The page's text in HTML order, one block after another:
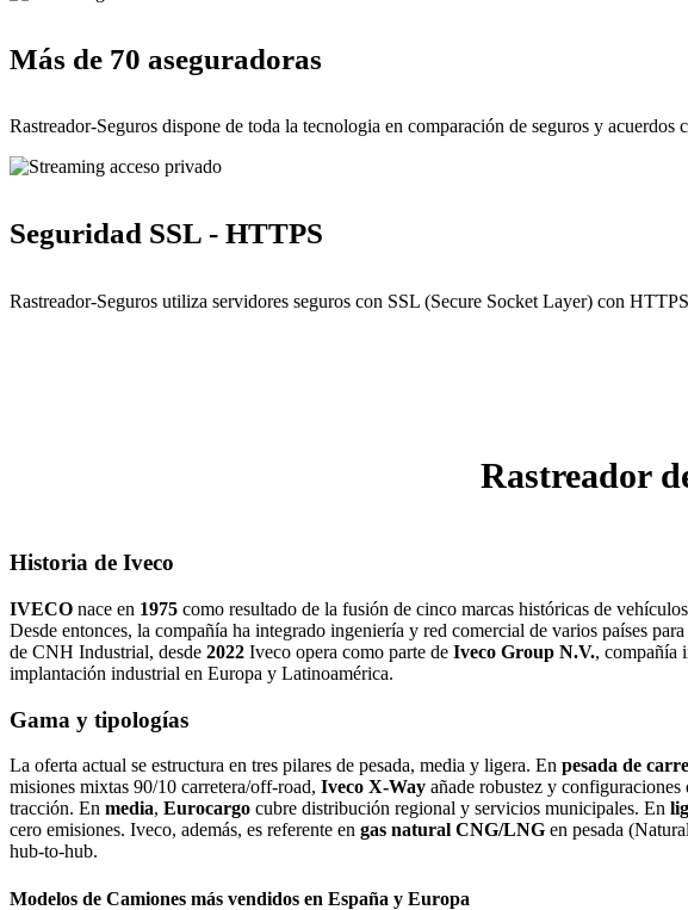
Más de 70 aseguradoras
Rastreador-Seguros dispone de toda la tecnologia en comparación de seguros y
Seguridad SSL - HTTPS
Rastreador-Seguros utiliza servidores seguros con SSL (Secure Socket Layer) con
Rastreador
Historia de Iveco
IVECO nace en 1975 como resultado de la fusión de cinco marcas históricas de
Desde entonces, la compañía ha integrado ingeniería y red comercial de varios países
de CNH Industrial, desde 2022 Iveco opera como parte de Iveco Group N.V., compañía
implantación industrial en Europa y Latinoamérica.
Gama y tipologías
La oferta actual se estructura en tres pilares de pesada, media y ligera. En pesada de
misiones mixtas 90/10 carretera/off-road, Iveco X-Way añade robustez y configuraciones
tracción. En media, Eurocargo cubre distribución regional y servicios municipales. En
cero emisiones. Iveco, además, es referente en gas natural CNG/LNG en pesada
hub-to-hub.
Modelos de Camiones más vendidos en España y Europa